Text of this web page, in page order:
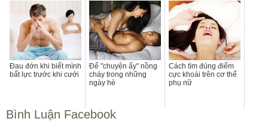
Đau đớn khi biết mình
bất lực trước khi cưới
Để "chuyện ấy" nồng
cháy trong những
ngày hè
Cách tìm đúng điểm
cực khoái trên cơ thể
phụ nữ
Bình Luận Facebook